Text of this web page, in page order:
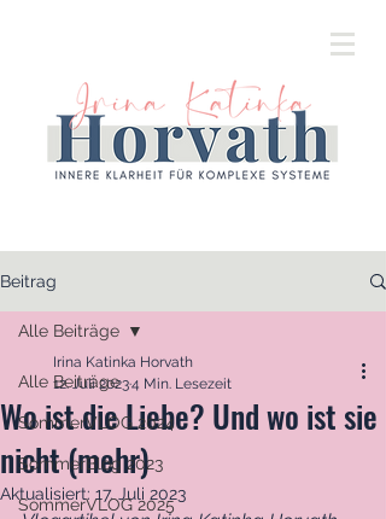
Beitrag
Alle Beiträge
SommerVLOG 2024
SommerBlog 2023
SommerVLOG 2025
Alle Beiträge
Wo ist die Liebe? Und wo ist sie
nicht (mehr)
Irina Katinka Horvath
12. Juli 20234 Min. Lesezeit
Aktualisiert: 17. Juli 2023